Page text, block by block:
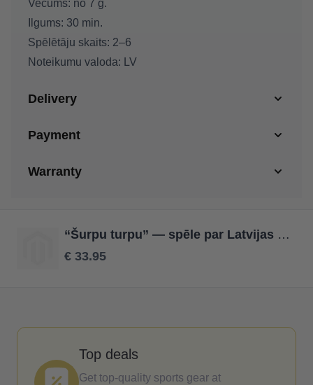
Vecums: no 7 g.
Ilgums: 30 min.
Spēlētāju skaits: 2–6
Noteikumu valoda: LV
Delivery
Payment
Warranty
“Šurpu turpu” — spēle par Latvijas apceļošanu
€ 33.95
Top deals
Get top-quality sports gear at